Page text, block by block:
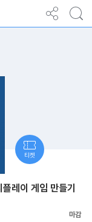
레이 게임 만들기
티켓